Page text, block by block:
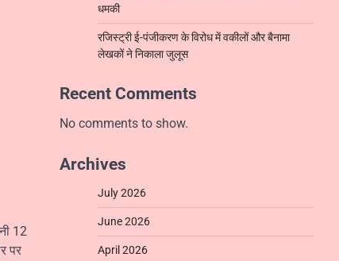
12
पर
धमकी
रजिस्ट्री ई-पंजीकरण के विरोध में वकीलों और बैनामा
लेखकों ने निकाला जुलूस
Recent Comments
No comments to show.
Archives
July 2026
June 2026
April 2026